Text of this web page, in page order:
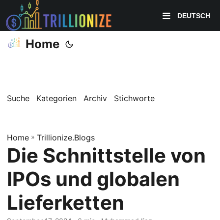
DEUTSCH
Home
Suche Kategorien Archiv Stichworte
Home » Trillionize.Blogs
Die Schnittstelle von
IPOs und globalen
Lieferketten